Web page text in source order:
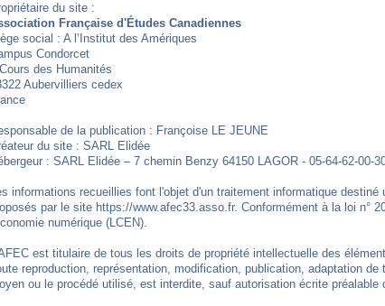
du site :
Française d'Études Canadiennes
social : A l’Institut des Amériques
Condorcet
des Humanités
Aubervilliers cedex
de la publication : Françoise LE JEUNE
du site : SARL Elidée
: SARL Elidée – 7 chemin Benzy 64150 LAGOR - 05-64-62-00-
informations recueillies font l'objet d'un traitement informatique
par le site https://www.afec33.asso.fr. Conformément à la loi n°
numérique (LCEN).
est titulaire de tous les droits de propriété intellectuelle des
reproduction, représentation, modification, publication, adaptation
ou le procédé utilisé, est interdite, sauf autorisation écrite préalable